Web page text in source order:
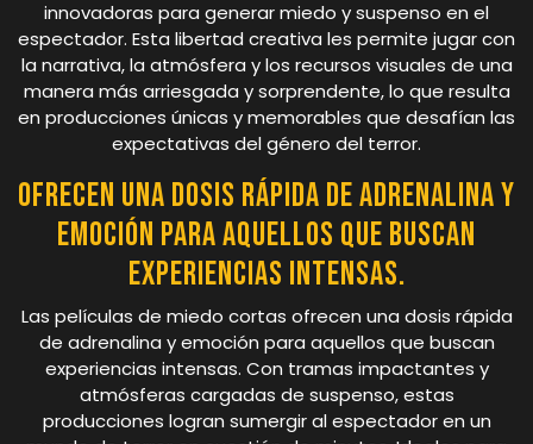
innovadoras para generar miedo y suspenso en el
espectador. Esta libertad creativa les permite jugar con
la narrativa, la atmósfera y los recursos visuales de una
manera más arriesgada y sorprendente, lo que resulta
en producciones únicas y memorables que desafían las
expectativas del género del terror.
Ofrecen una dosis rápida de adrenalina y
emoción para aquellos que buscan
experiencias intensas.
Las películas de miedo cortas ofrecen una dosis rápida
de adrenalina y emoción para aquellos que buscan
experiencias intensas. Con tramas impactantes y
atmósferas cargadas de suspenso, estas
producciones logran sumergir al espectador en un